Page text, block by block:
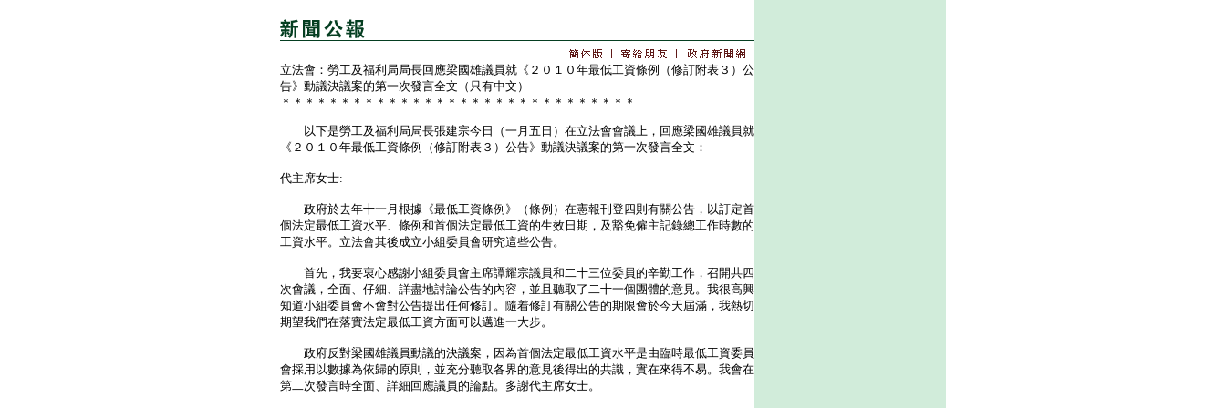
立法會：勞工及福利局局長回應梁國雄議員就《２０１０年最低工資條例（修訂附表３）公
告》動議決議案的第一次發言全文（只有中文）
＊＊＊＊＊＊＊＊＊＊＊＊＊＊＊＊＊＊＊＊＊＊＊＊＊＊＊＊＊＊
以下是勞工及福利局局長張建宗今日（一月五日）在立法會會議上，回應梁國雄議員就
《２０１０年最低工資條例（修訂附表３）公告》動議決議案的第一次發言全文：
代主席女士:
政府於去年十一月根據《最低工資條例》（條例）在憲報刊登四則有關公告，以訂定首
個法定最低工資水平、條例和首個法定最低工資的生效日期，及豁免僱主記錄總工作時數的
工資水平。立法會其後成立小組委員會研究這些公告。
首先，我要衷心感謝小組委員會主席譚耀宗議員和二十三位委員的辛勤工作，召開共四
次會議，全面、仔細、詳盡地討論公告的內容，並且聽取了二十一個團體的意見。我很高興
知道小組委員會不會對公告提出任何修訂。隨着修訂有關公告的期限會於今天屆滿，我熱切
期望我們在落實法定最低工資方面可以邁進一大步。
政府反對梁國雄議員動議的決議案，因為首個法定最低工資水平是由臨時最低工資委員
會採用以數據為依歸的原則，並充分聽取各界的意見後得出的共識，實在來得不易。我會在
第二次發言時全面、詳細回應議員的論點。多謝代主席女士。